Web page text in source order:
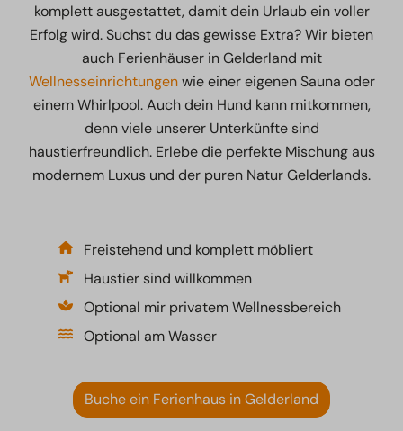
komplett ausgestattet, damit dein Urlaub ein voller
Erfolg wird. Suchst du das gewisse Extra? Wir bieten
auch Ferienhäuser in Gelderland mit
Wellnesseinrichtungenwie einer eigenen Sauna oder
einem Whirlpool. Auch dein Hund kann mitkommen,
denn viele unserer Unterkünfte sind
haustierfreundlich. Erlebe die perfekte Mischung aus
modernem Luxus und der puren Natur Gelderlands.
Freistehend und komplett möbliert
Haustier sind willkommen
Optional mir privatem Wellnessbereich
Optional am Wasser
Buche ein Ferienhaus in Gelderland